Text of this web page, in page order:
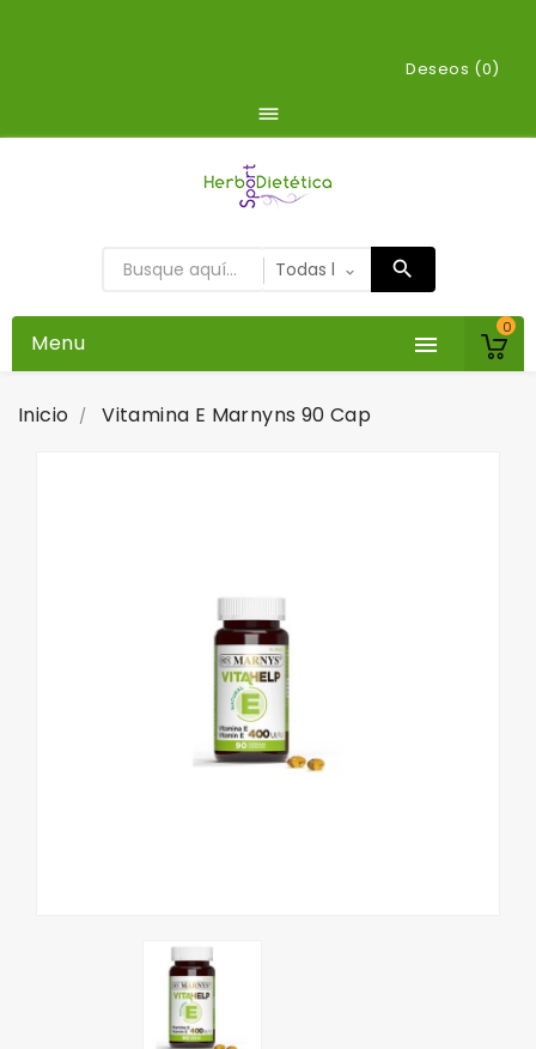
Deseos (0)

0

Menu
Inicio Vitamina E Marnyns 90 Cap